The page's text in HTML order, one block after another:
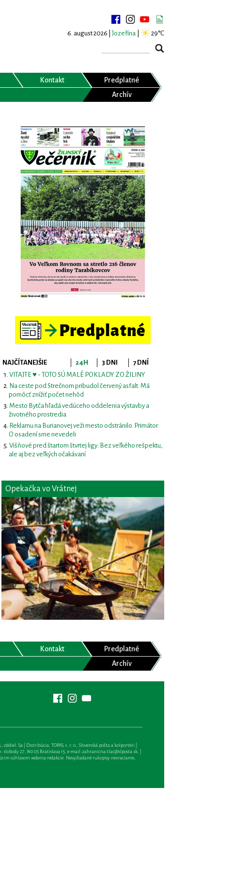
6. august 2026 | Jozefína 29°C
Kontakt
Predplatné
Archív
NAJČÍTANEJŠIE 24H 3 DNI
7 DNÍ
VITAJTE ♥ - TOTO SÚ MALÉ POKLADY ZO ŽILINY
Na ceste pod Strečnom pribudol červený asfalt. Má
pomôcť znížiť počet nehôd
Mesto Bytča hľadá vedúceho oddelenia výstavby a
životného prostredia
Reklamu na Burianovej veži mesto odstránilo. Primátor:
O osadení sme nevedeli
Višňové pred štartom štvrtej ligy: Bez veľkého rešpektu,
ale aj bez veľkých očakávaní
Opekačka vo Vrátnej
Kontakt
Predplatné
Archív
Sa | Distribúcia: TOPAS, s. r. o., Slovenská pošta a kolportéri |
27, 810 05 Bratislava 15, e-mail:zahranicna.tlac@slposta.sk. |
súhlasom vedenia redakcie. Nevyžiadané rukopisy nevraciame,